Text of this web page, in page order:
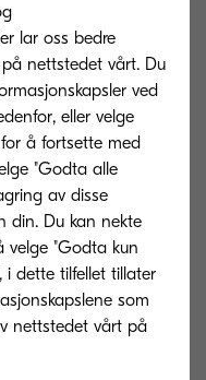
PDFs and
documents.
scanned
allowing you to
lar oss bedre
nettstedet vårt. Du
ved
eller velge
å fortsette med
"Godta alle
av disse
din. Du kan nekte
velge "Godta kun
i dette tilfellet tillater
som
nettstedet vårt på